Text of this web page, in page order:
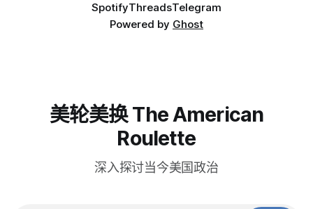
SpotifyThreadsTelegram
Powered by Ghost
美轮美换 The American
Roulette
深入探讨当今美国政治